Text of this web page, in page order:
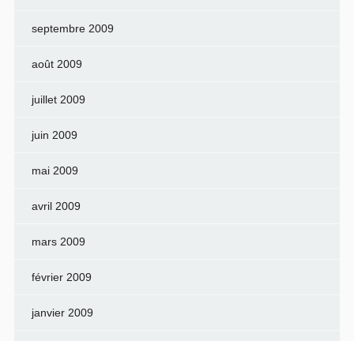
septembre 2009
août 2009
juillet 2009
juin 2009
mai 2009
avril 2009
mars 2009
février 2009
janvier 2009